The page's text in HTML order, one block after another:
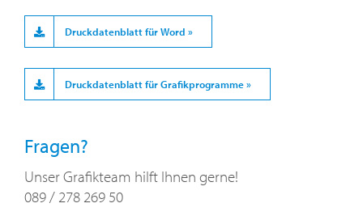
Druckdatenblatt für Word »
Druckdatenblatt für Grafikprogramme »
Fragen?
Unser Grafikteam hilft Ihnen gerne!
089 / 278 269 50